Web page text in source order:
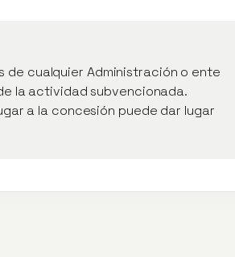
de cualquier Administración o ente
la actividad subvencionada.
a la concesión puede dar lugar